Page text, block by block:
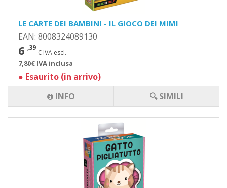
LE CARTE DEI BAMBINI - IL GIOCO DEI MIMI
EAN: 8008324089130
6 ,39
€ IVA escl.
7,80€ IVA inclusa
● Esaurito (in arrivo)
INFO
🔍 SIMILI